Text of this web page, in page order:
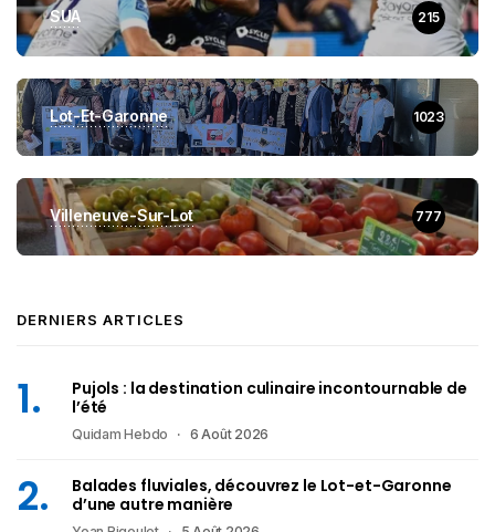
SUA 215
Lot-Et-Garonne 1023
Villeneuve-Sur-Lot 777
DERNIERS ARTICLES
Pujols : la destination culinaire incontournable de
l’été
Quidam Hebdo 6 Août 2026
Balades fluviales, découvrez le Lot-et-Garonne
d’une autre manière